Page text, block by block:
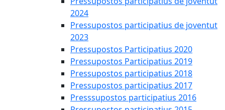
2024
Pressupostos participatius de joventut
2023
Pressupostos Participatius 2020
Pressupostos Participatius 2019
Pressupostos participatius 2018
Pressupostos participatius 2017
Presssupostos participatius 2016